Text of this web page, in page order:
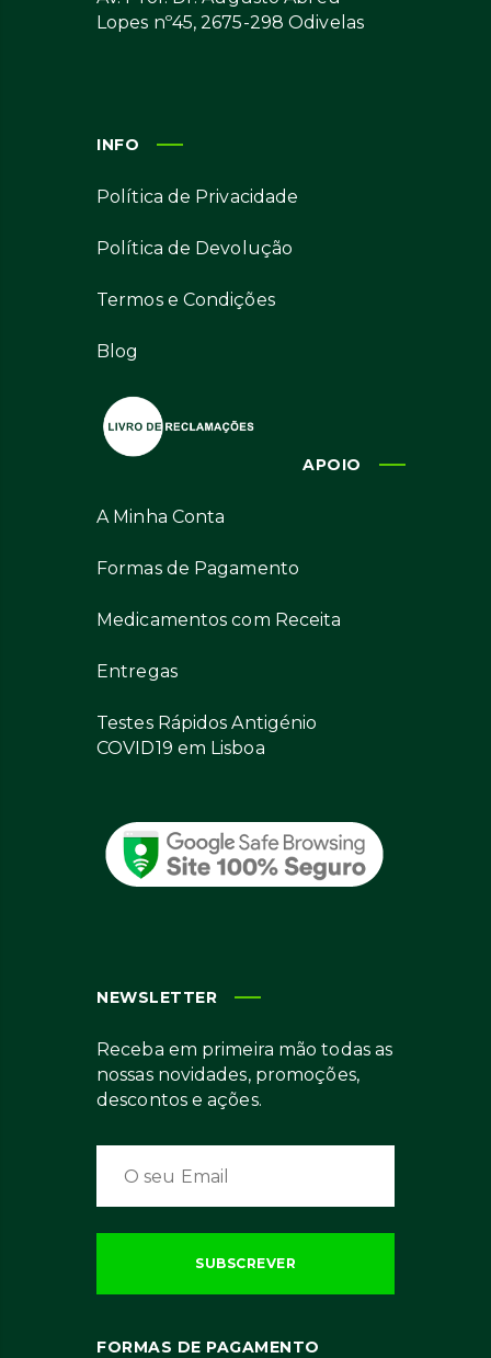
Lopes nº45, 2675-298 Odivelas
INFO
Política de Privacidade
Política de Devolução
Termos e Condições
Blog
APOIO
A Minha Conta
Formas de Pagamento
Medicamentos com Receita
Entregas
Testes Rápidos Antigénio
COVID19 em Lisboa
NEWSLETTER
Receba em primeira mão todas as
nossas novidades, promoções,
descontos e ações.
FORMAS DE PAGAMENTO